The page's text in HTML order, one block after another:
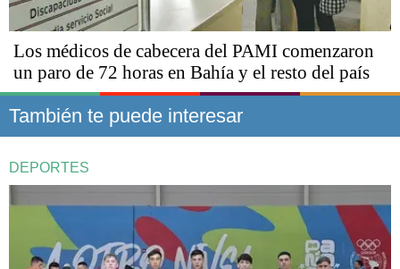
Los médicos de cabecera del PAMI comenzaron
un paro de 72 horas en Bahía y el resto del país
También te puede interesar
DEPORTES